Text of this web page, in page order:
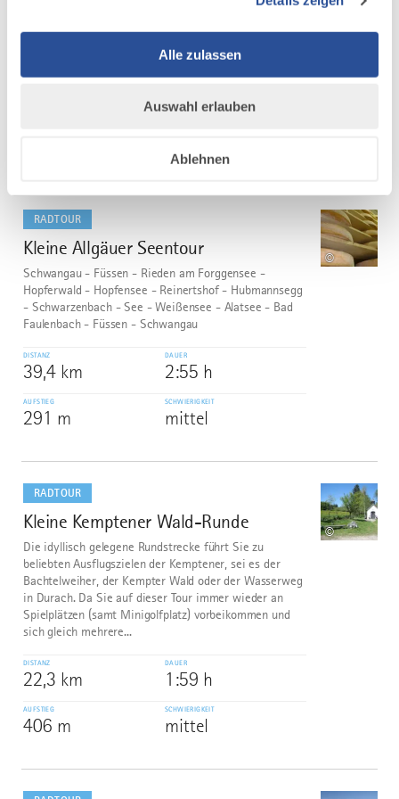
Alle zulassen
Auswahl erlauben
Ablehnen
Steigung der Tour wartet. Auch der zweite
Streckenabschnitt verläuft überwiegend auf...
1:45 h
RADTOUR
5
Kleine Allgäuer Seentour
©
Schwangau - Füssen - Rieden am Forggensee -
Hopferwald - Hopfensee - Reinertshof - Hubmannsegg
- Schwarzenbach - See - Weißensee - Alatsee - Bad
Faulenbach - Füssen - Schwangau
DISTANZ
39,4 km
DAUER
2:55 h
AUFSTIEG
291 m
SCHWIERIGKEIT
mittel
mehr
dazu
RADTOUR
6
Kleine Kemptener Wald-Runde
©
Die idyllisch gelegene Rundstrecke führt Sie zu
beliebten Ausflugszielen der Kemptener, sei es der
Bachtelweiher, der Kempter Wald oder der Wasserweg
in Durach. Da Sie auf dieser Tour immer wieder an
Spielplätzen (samt Minigolfplatz) vorbeikommen und
sich gleich mehrere...
DISTANZ
22,3 km
DAUER
1:59 h
AUFSTIEG
406 m
SCHWIERIGKEIT
mittel
dazu
dazu